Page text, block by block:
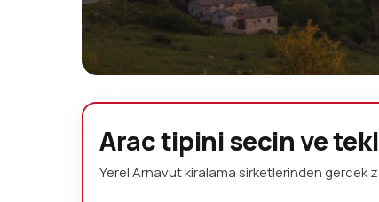
dogru araciyi
Arac tipini secin ve
Yerel Arnavut kiralama sirketlerinden gercek